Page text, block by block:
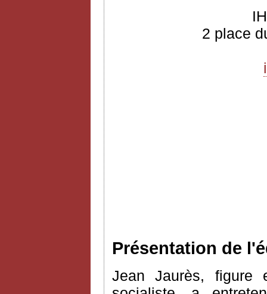
2 place
Présentation de
Jean Jaurès, figure